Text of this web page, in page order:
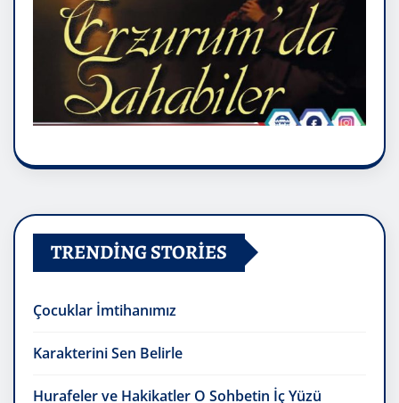
TRENDING STORIES
Çocuklar İmtihanımız
Karakterini Sen Belirle
Hurafeler ve Hakikatler O Sohbetin İç Yüzü